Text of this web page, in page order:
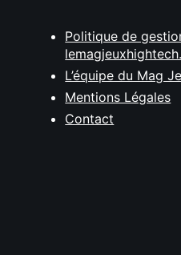
Politique de
L’équipe du Mag
Mentions Légales
Contact